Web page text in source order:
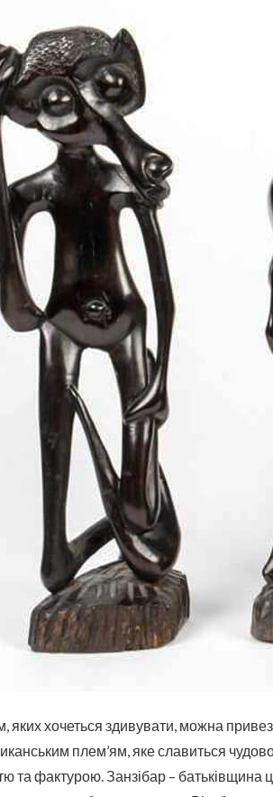
хочеться здивувати, можна
плем’ям, яке славиться
та фактурою. Занзібар – батьківщина